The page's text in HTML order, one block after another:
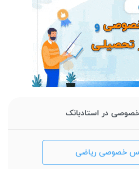
در استادبانک
خصوصی ریاضی